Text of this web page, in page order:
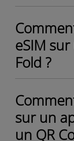
eSIM
Fold ?
sur un
un QR